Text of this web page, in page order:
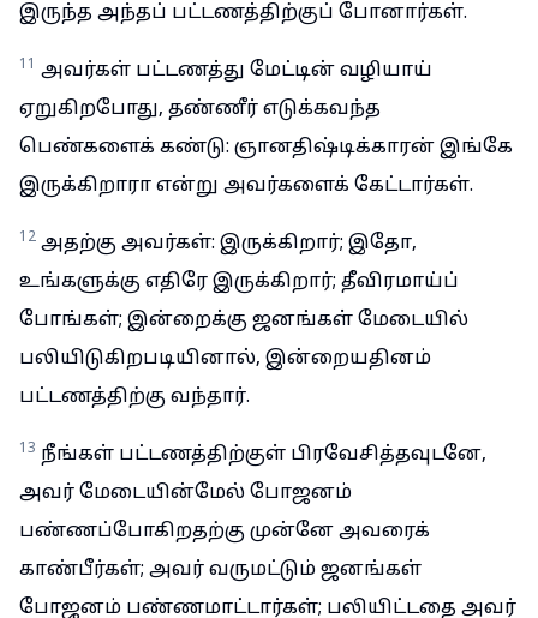
இருந்த அந்தப் பட்டணத்திற்குப் போனார்கள்.
11 அவர்கள் பட்டணத்து மேட்டின் வழியாய்
ஏறுகிறபோது, தண்ணீர் எடுக்கவந்த
பெண்களைக் கண்டு: ஞானதிஷ்டிக்காரன் இங்கே
இருக்கிறாரா என்று அவர்களைக் கேட்டார்கள்.
12 அதற்கு அவர்கள்: இருக்கிறார்; இதோ,
உங்களுக்கு எதிரே இருக்கிறார்; தீவிரமாய்ப்
போங்கள்; இன்றைக்கு ஜனங்கள் மேடையில்
பலியிடுகிறபடியினால், இன்றையதினம்
பட்டணத்திற்கு வந்தார்.
13 நீங்கள் பட்டணத்திற்குள் பிரவேசித்தவுடனே,
அவர் மேடையின்மேல் போஜனம்
பண்ணப்போகிறதற்கு முன்னே அவரைக்
காண்பீர்கள்; அவர் வருமட்டும் ஜனங்கள்
போஜனம் பண்ணமாட்டார்கள்; பலியிட்டதை அவர்